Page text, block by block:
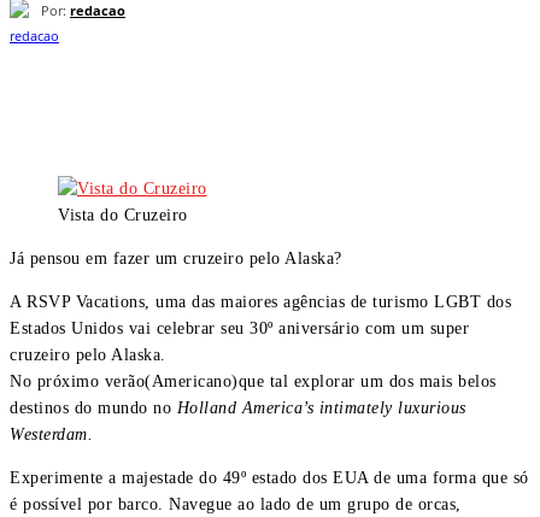
Por: redacao
Vista do Cruzeiro
Já pensou em fazer um cruzeiro pelo Alaska?
A RSVP Vacations, uma das maiores agências de turismo LGBT dos
Estados Unidos vai celebrar seu 30º aniversário com um super
cruzeiro pelo Alaska.
No próximo verão(Americano)que tal explorar um dos mais belos
destinos do mundo no Holland America’s intimately luxurious
Westerdam.
Experimente a majestade do 49º estado dos EUA de uma forma que só
é possível por barco. Navegue ao lado de um grupo de orcas,